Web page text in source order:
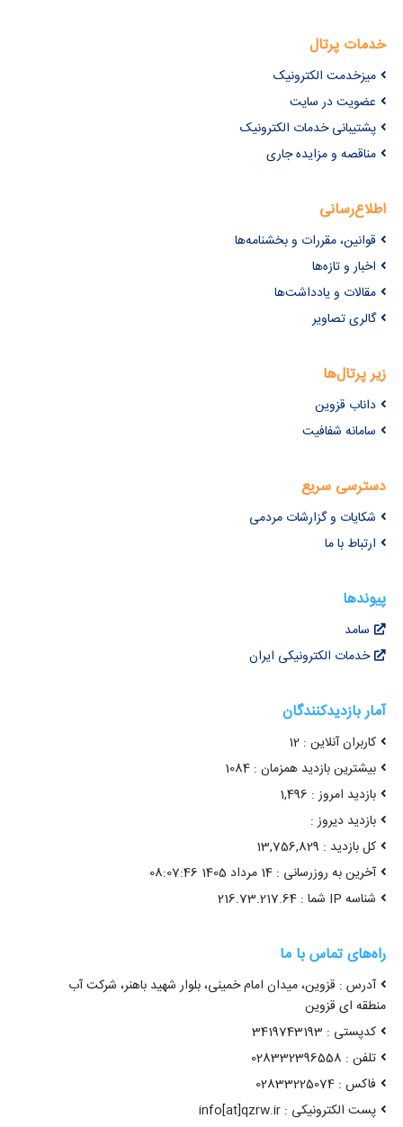
خدمات پرتال
میزخدمت الکترونیک
عضویت در سایت
پشتیبانی خدمات الکترونیک
مناقصه و مزایده جاری
اطلاع‌رسانی
قوانین، مقررات و بخشنامه‌ها
اخبار و تازه‌ها
مقالات و یادداشت‌ها
گالری تصاویر
زیر پرتال‌ها
داناب قزوین
سامانه شفافیت
دسترسی سریع
شکایات و گزارشات مردمی
ارتباط با ما
پیوندها
سامد
خدمات الکترونیکی ایران
آمار بازدیدکنندگان
کاربران آنلاین : 12
بیشترین بازدید همزمان : 1084
بازدید امروز : 1,496
بازدید دیروز :
کل بازدید : 13,756,829
آخرین به روزرسانی : 14 مرداد 1405 08:07:46
شناسه IP شما : 216.73.217.64
راه‌های تماس با ما
آدرس : قزوین، میدان امام خمینی، بلوار شهید باهنر، شرکت آب
منطقه ای قزوین
کدپستی : 3419743193
تلفن : 028332396558
فاکس : 02833225074
پست الکترونیکی : info[at]qzrw.ir